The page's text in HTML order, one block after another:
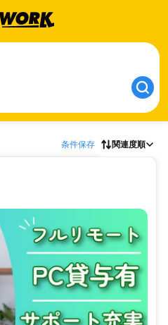
条件保存 関連度順